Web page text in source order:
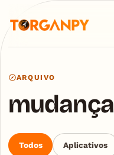
ARQUIVO
mudança
Todos Aplicativos